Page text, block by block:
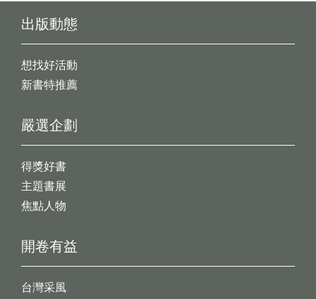
出版動態
想找好活動
新書特推薦
開卷有益
台灣采風
嚴選企劃
得獎好書
主題書展
焦點人物